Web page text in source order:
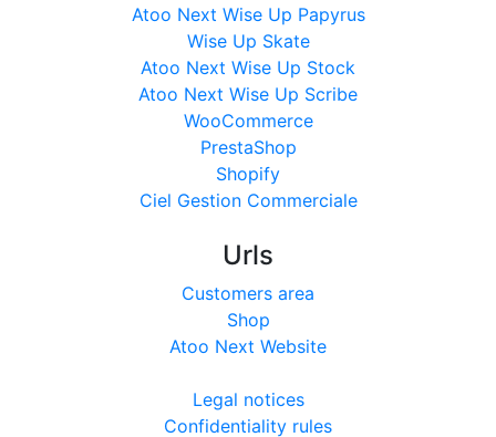
Atoo Next Wise Up Papyrus
Wise Up Skate
Atoo Next Wise Up Stock
Atoo Next Wise Up Scribe
WooCommerce
PrestaShop
Shopify
Ciel Gestion Commerciale
Urls
Customers area
Shop
Atoo Next Website
Legal notices
Confidentiality rules